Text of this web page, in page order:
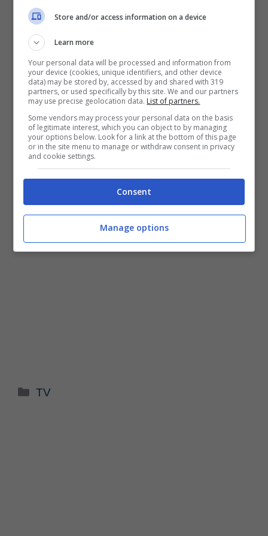
Categorie
TV
Store and/or access information on a device
Learn more
Your personal data will be processed and information from
your device (cookies, unique identifiers, and other device
data) may be stored by, accessed by and shared with 319
partners, or used specifically by this site. We and our partners
may use precise geolocation data. List of partners.
Some vendors may process your personal data on the basis
of legitimate interest, which you can object to by managing
your options below. Look for a link at the bottom of this page
or in the site menu to manage or withdraw consent in privacy
and cookie settings.
Consent
Manage options